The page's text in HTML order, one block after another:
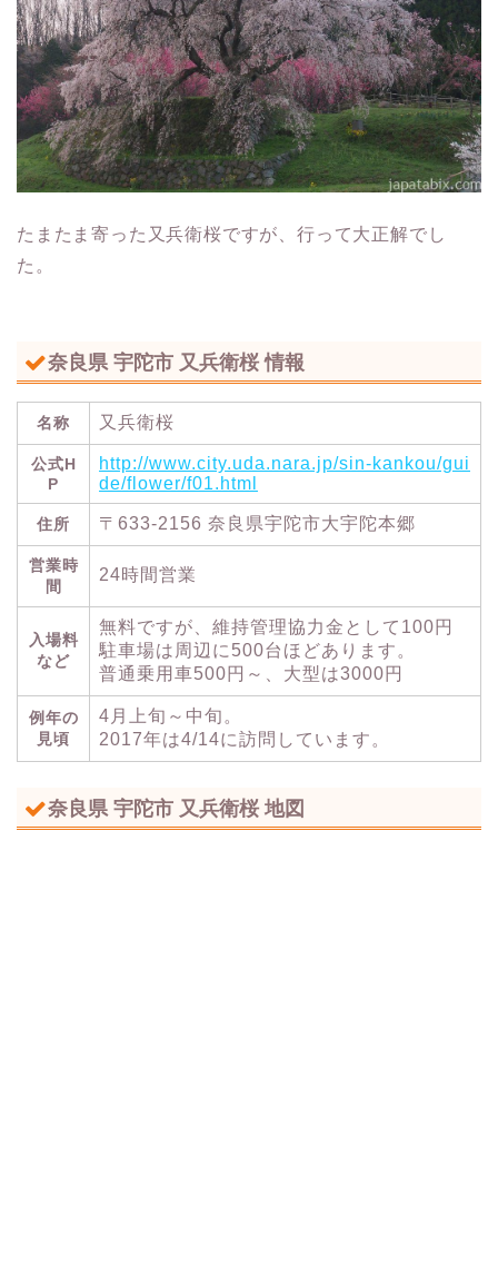
たまたま寄った又兵衛桜ですが、行って大正解でし
た。
奈良県 宇陀市 又兵衛桜 情報
名称 又兵衛桜
公式H
P
http://www.city.uda.nara.jp/sin-kankou/gui
de/flower/f01.html
住所 〒633-2156 奈良県宇陀市大宇陀本郷
営業時
間
24時間営業
入場料
など
無料ですが、維持管理協力金として100円
駐車場は周辺に500台ほどあります。
普通乗用車500円～、大型は3000円
例年の
見頃
4月上旬～中旬。
2017年は4/14に訪問しています。
奈良県 宇陀市 又兵衛桜 地図